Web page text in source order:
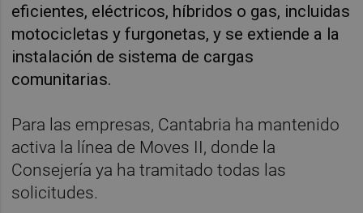
eficientes, eléctricos, híbridos o gas, incluidas
motocicletas y furgonetas, y se extiende a la
instalación de sistema de cargas
comunitarias.
Para las empresas, Cantabria ha mantenido
activa la línea de Moves II, donde la
Consejería ya ha tramitado todas las
solicitudes.